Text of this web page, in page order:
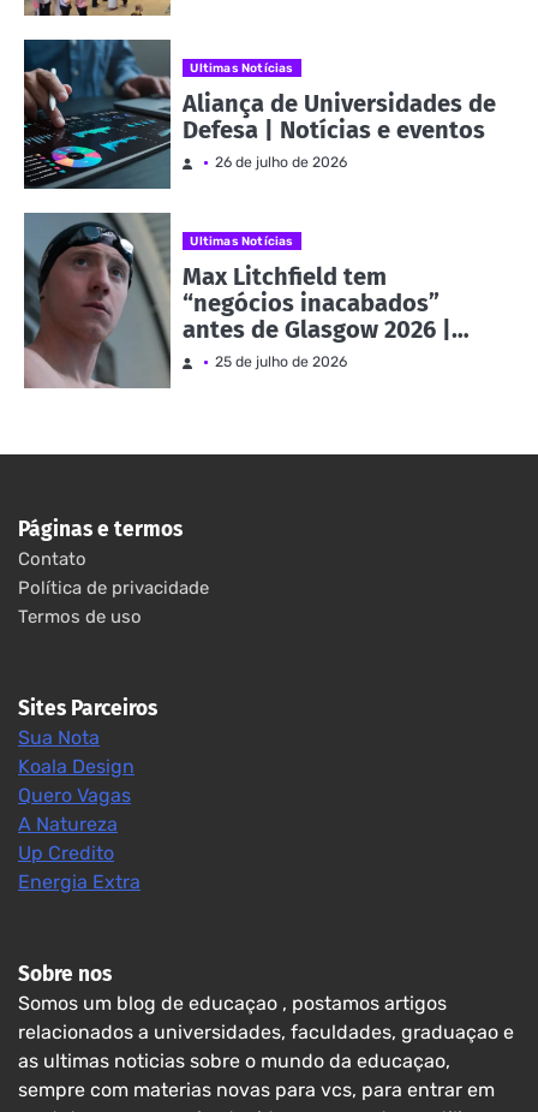
Ultimas Notícias
Aliança de Universidades de
Defesa | Notícias e eventos
26 de julho de 2026
Ultimas Notícias
Max Litchfield tem
“negócios inacabados”
antes de Glasgow 2026 |
Notícias e eventos
25 de julho de 2026
Páginas e termos
Contato
Política de privacidade
Termos de uso
Sites Parceiros
Sua Nota
Koala Design
Quero Vagas
A Natureza
Up Credito
Energia Extra
Sobre nos
Somos um blog de educaçao , postamos artigos
relacionados a universidades, faculdades, graduaçao e
as ultimas noticias sobre o mundo da educaçao,
sempre com materias novas para vcs, para entrar em